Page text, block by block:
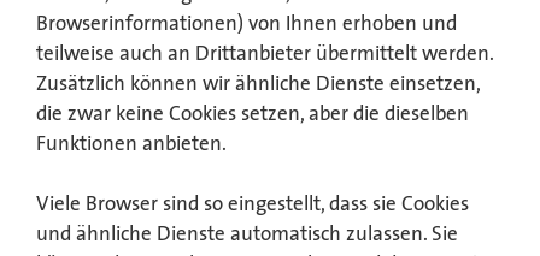
Browserinformationen) von Ihnen erhoben und
teilweise auch an Drittanbieter übermittelt werden.
Zusätzlich können wir ähnliche Dienste einsetzen,
die zwar keine Cookies setzen, aber die dieselben
Funktionen anbieten.
Viele Browser sind so eingestellt, dass sie Cookies
und ähnliche Dienste automatisch zulassen. Sie